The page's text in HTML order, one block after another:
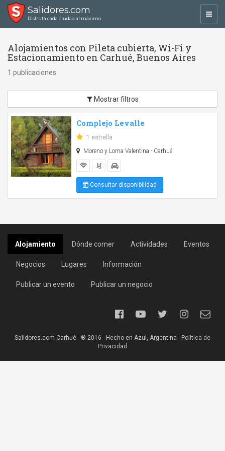
Salidores.com
Disfrutá cada ciudad al máximo
Alojamientos con Pileta cubierta, Wi-Fi y
Estacionamiento en Carhué, Buenos Aires
1 publicaciones
Mostrar filtros
Complejo Levalle
1 estrella
Moreno y Loma Valentina - Carhué
Consultar disponibilidad
Alojamiento Dónde comer Actividades Eventos
Negocios Lugares Información
Publicar un evento Publicar un negocio
Salidores.com Carhué - ® 2016 - Hecho en Azul, Argentina - Política de
Privacidad